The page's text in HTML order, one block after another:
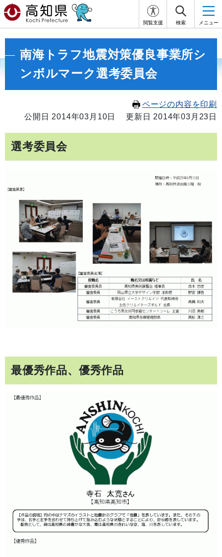
閲覧支援 検索 メニュー
南海トラフ地震対策優良事業所シ
ンボルマーク選考委員会
ページの内容を印刷
公開日 2014年03月10日
更新日 2014年03月23日
選考委員会
最優秀作品、優秀作品